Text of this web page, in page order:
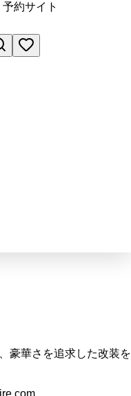
約サイト
豪華さを追求した改装を